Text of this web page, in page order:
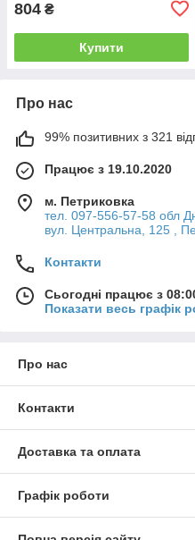
804 ₴
Купити
Про нас
99% позитивних з 321
Працює з 19.10.2020
м. Петриковка
тел. 097-556-57-58 обл
вул. Центральна, 125 ,
Контакти
Сьогодні працює з
Показати весь графік
Про нас
Контакти
Доставка та оплата
Графік роботи